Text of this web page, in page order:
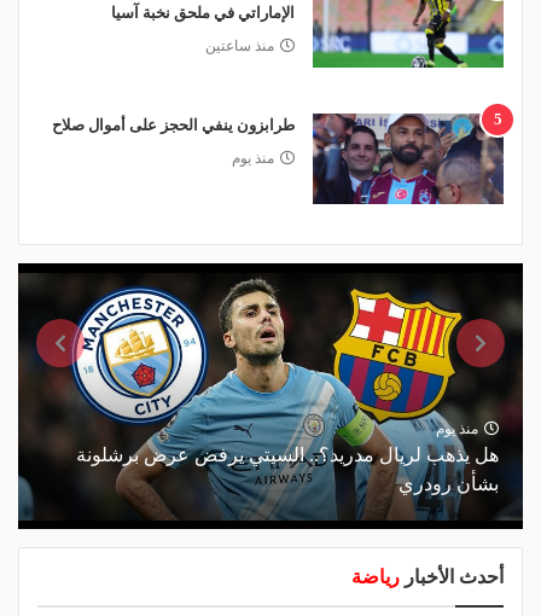
الإماراتي في ملحق نخبة آسيا
منذ ساعتين
5 طرابزون ينفي الحجز على أموال صلاح
منذ يوم
منذ يوم
هل يذهب لريال مدريد؟.. السيتي يرفض عرض برشلونة
بشأن رودري
أحدث الأخبار رياضة